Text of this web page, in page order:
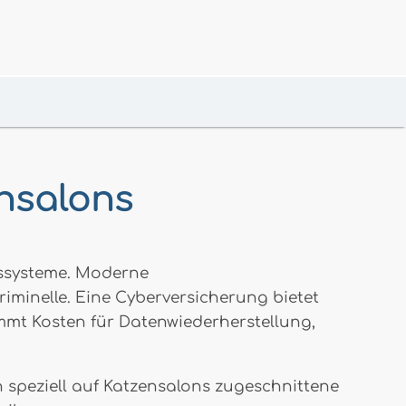
Moderne
Eine Cyberversicherung bietet
Kosten für Datenwiederherstellung,
auf Katzensalons zugeschnittene